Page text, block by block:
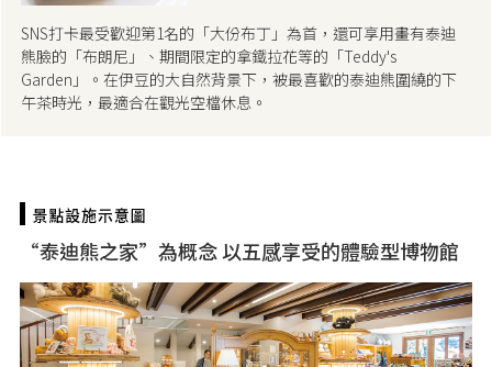
SNS打卡最受歡迎第1名的「大份布丁」為首，還可享用畫有泰迪
熊臉的「布朗尼」、期間限定的拿鐵拉花等的「Teddy's
Garden」。在伊豆的大自然背景下，被最喜歡的泰迪熊圍繞的下
午茶時光，最適合在觀光空檔休息。
“泰迪熊之家”為概念 以五感享受的體驗型博物館